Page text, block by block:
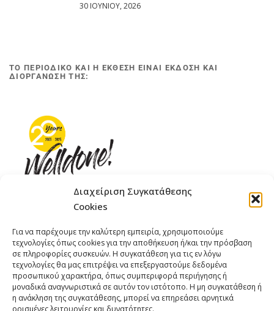
Διαχείριση Συγκατάθεσης
Cookies
Για να παρέχουμε την καλύτερη εμπειρία, χρησιμοποιούμε
τεχνολογίες όπως cookies για την αποθήκευση ή/και την πρόσβαση
σε πληροφορίες συσκευών. Η συγκατάθεση για τις εν λόγω
τεχνολογίες θα μας επιτρέψει να επεξεργαστούμε δεδομένα
προσωπικού χαρακτήρα, όπως συμπεριφορά περιήγησης ή
μοναδικά αναγνωριστικά σε αυτόν τον ιστότοπο. Η μη συγκατάθεση ή
η ανάκληση της συγκατάθεσης, μπορεί να επηρεάσει αρνητικά
ορισμένες λειτουργίες και δυνατότητες.
30 ΙΟΥΝΊΟΥ, 2026
ΤΟ ΠΕΡΙΟΔΙΚΟ ΚΑΙ Η ΕΚΘΕΣΗ ΕΙΝΑΙ ΕΚΔΟΣΗ ΚΑΙ
ΔΙΟΡΓΑΝΩΣΗ ΤΗΣ:
ΤΗΛΕΦΩΝΟ: +30 211 4021758
ΚΙΝΗΤΟ: +306977 440377
EMAIL : info@welldone.com.gr